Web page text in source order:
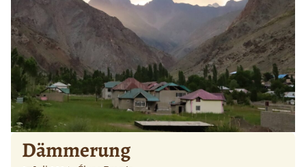
Dämmerung